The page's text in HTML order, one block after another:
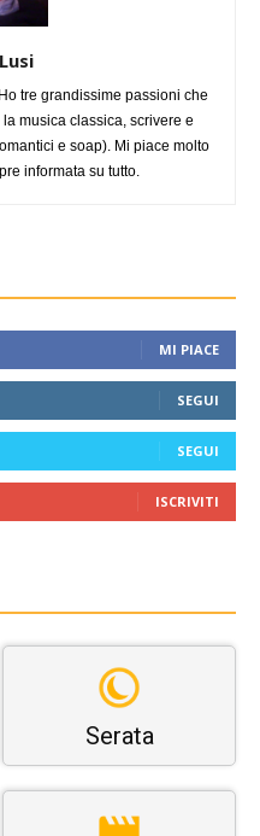
tre grandissime passioni che
musica classica, scrivere e
e soap). Mi piace molto
informata su tutto.
MI PIACE
SEGUI
SEGUI
ISCRIVITI
Serata